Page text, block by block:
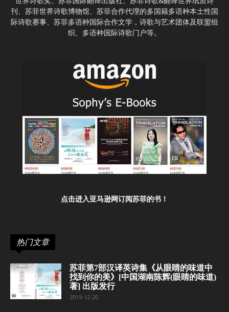
刊、苏菲世界诗歌博物馆、苏菲合作代理的多国籍多语种本土性国
际诗歌赛事、苏菲多语种国际合作文学，诗歌与艺术团体及联盟组
织、多语种国际诗歌门户等。
点击进入亚马逊网订阅苏菲的书！
热门文章
苏菲第7部汉译英诗集《从眼睛的味道中
找到你的美》[中国湖南陈辉(眼睛的味道)
著] 出版发行
2019-12-20